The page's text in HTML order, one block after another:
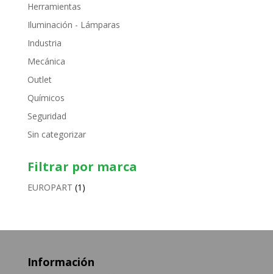
Herramientas
Iluminación - Lámparas
Industria
Mecánica
Outlet
Químicos
Seguridad
Sin categorizar
Filtrar por marca
EUROPART (1)
Información